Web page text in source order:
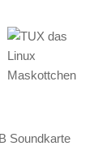
Soundkarte